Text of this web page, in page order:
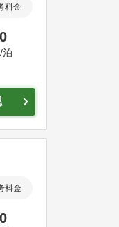
料金
/泊
料金